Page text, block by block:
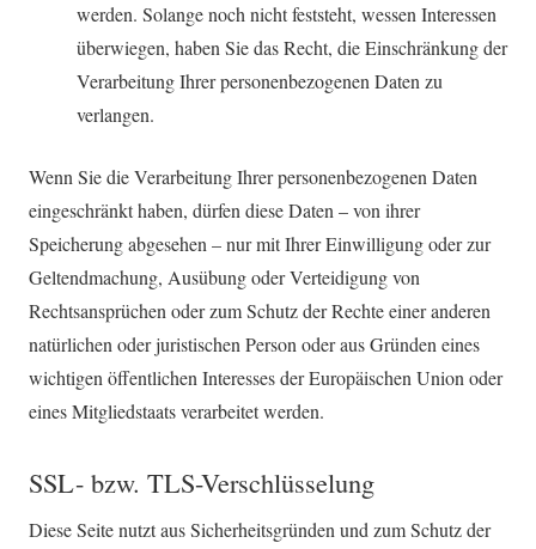
werden. Solange noch nicht feststeht, wessen Interessen
überwiegen, haben Sie das Recht, die Einschränkung der
Verarbeitung Ihrer personenbezogenen Daten zu
verlangen.
Wenn Sie die Verarbeitung Ihrer personenbezogenen Daten
eingeschränkt haben, dürfen diese Daten – von ihrer
Speicherung abgesehen – nur mit Ihrer Einwilligung oder zur
Geltendmachung, Ausübung oder Verteidigung von
Rechtsansprüchen oder zum Schutz der Rechte einer anderen
natürlichen oder juristischen Person oder aus Gründen eines
wichtigen öffentlichen Interesses der Europäischen Union oder
eines Mitgliedstaats verarbeitet werden.
SSL- bzw. TLS-Verschlüsselung
Diese Seite nutzt aus Sicherheitsgründen und zum Schutz der